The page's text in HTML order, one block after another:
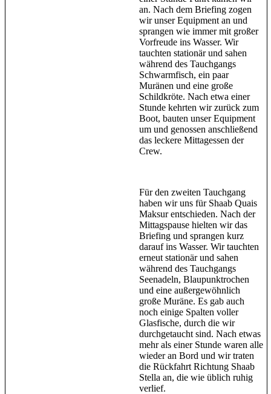
an. Nach dem Briefing zogen
wir unser Equipment an und
sprangen wie immer mit großer
Vorfreude ins Wasser. Wir
tauchten stationär und sahen
während des Tauchgangs
Schwarmfisch, ein paar
Muränen und eine große
Schildkröte. Nach etwa einer
Stunde kehrten wir zurück zum
Boot, bauten unser Equipment
um und genossen anschließend
das leckere Mittagessen der
Crew.
Für den zweiten Tauchgang
haben wir uns für Shaab Quais
Maksur entschieden. Nach der
Mittagspause hielten wir das
Briefing und sprangen kurz
darauf ins Wasser. Wir tauchten
erneut stationär und sahen
während des Tauchgangs
Seenadeln, Blaupunktrochen
und eine außergewöhnlich
große Muräne. Es gab auch
noch einige Spalten voller
Glasfische, durch die wir
durchgetaucht sind. Nach etwas
mehr als einer Stunde waren alle
wieder an Bord und wir traten
die Rückfahrt Richtung Shaab
Stella an, die wie üblich ruhig
verlief.